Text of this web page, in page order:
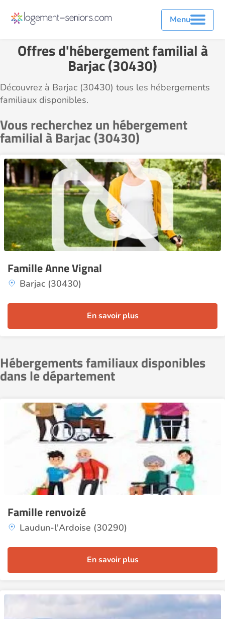
Menu
Offres d'hébergement familial à
Barjac (30430)
Découvrez à Barjac (30430) tous les hébergements
familiaux disponibles.
Vous recherchez un hébergement
familial à Barjac (30430)
Famille Anne Vignal
Barjac (30430)
En savoir plus
Hébergements familiaux disponibles
dans le département
Famille renvoizé
Laudun-l'Ardoise (30290)
En savoir plus